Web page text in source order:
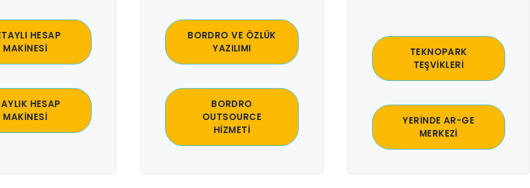
HESAP
MAKİNESİ
HESAP
MAKİNESİ
BORDRO VE ÖZLÜK
YAZILIMI
BORDRO
OUTSOURCE
HİZMETİ
TEKNOPARK
TEŞVİKLERİ
YERİNDE AR-GE
MERKEZİ